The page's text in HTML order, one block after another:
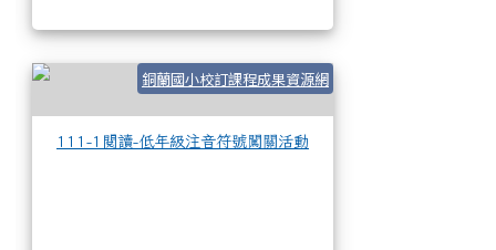
銅蘭國小校訂課程成果資源網
111-1閱讀-低年級注音符號闖關活動